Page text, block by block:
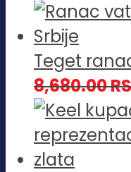
Teget
8,680.00